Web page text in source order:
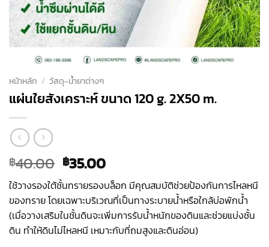
หน้าหลัก / วัสดุ-น้ำยาต่างๆ
แผ่นใยสังเคราะห์ ขนาด 120 g. 2X50 m.
฿40.00 Original
price
was:
฿40.00.
฿35.00Current
price
is:
฿35.00.
ใช้วางรองใต้ชั้นทรายรองบล็อก มีคุณสมบัติช่วยป้องกันการไหลหนี
ของทราย โดยเฉพาะบริเวณที่เป็นทางระบายน้ำหรือใกล้บ่อพักน้ำ
(เมื่อวางเสริมในชั้นดินจะเพิ่มการรับน้ำหนักของดินและช่วยแบ่งชั้น
ดิน ทำให้ดินไม่ไหลหนี เหมาะกับที่ถมสูงและดินอ่อน)